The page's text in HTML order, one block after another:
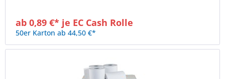
ab 0,89 €* je EC Cash Rolle
50er Karton ab 44,50 €*